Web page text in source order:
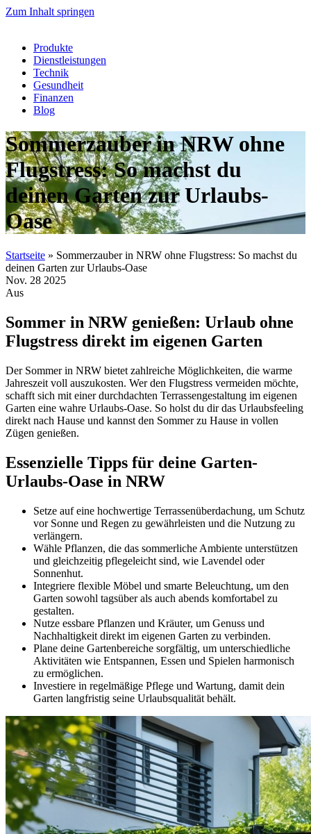
Zum Inhalt springen
Produkte
Dienstleistungen
Technik
Gesundheit
Finanzen
Blog
Sommerzauber in NRW ohne
Flugstress: So machst du
deinen Garten zur Urlaubs-
Oase
Startseite » Sommerzauber in NRW ohne Flugstress: So machst du
deinen Garten zur Urlaubs-Oase
Nov. 28 2025
Aus
Sommer in NRW genießen: Urlaub ohne
Flugstress direkt im eigenen Garten
Der Sommer in NRW bietet zahlreiche Möglichkeiten, die warme
Jahreszeit voll auszukosten. Wer den Flugstress vermeiden möchte,
schafft sich mit einer durchdachten Terrassengestaltung im eigenen
Garten eine wahre Urlaubs-Oase. So holst du dir das Urlaubsfeeling
direkt nach Hause und kannst den Sommer zu Hause in vollen
Zügen genießen.
Essenzielle Tipps für deine Garten-
Urlaubs-Oase in NRW
Setze auf eine hochwertige Terrassenüberdachung, um Schutz
vor Sonne und Regen zu gewährleisten und die Nutzung zu
verlängern.
Wähle Pflanzen, die das sommerliche Ambiente unterstützen
und gleichzeitig pflegeleicht sind, wie Lavendel oder
Sonnenhut.
Integriere flexible Möbel und smarte Beleuchtung, um den
Garten sowohl tagsüber als auch abends komfortabel zu
gestalten.
Nutze essbare Pflanzen und Kräuter, um Genuss und
Nachhaltigkeit direkt im eigenen Garten zu verbinden.
Plane deine Gartenbereiche sorgfältig, um unterschiedliche
Aktivitäten wie Entspannen, Essen und Spielen harmonisch
zu ermöglichen.
Investiere in regelmäßige Pflege und Wartung, damit dein
Garten langfristig seine Urlaubsqualität behält.